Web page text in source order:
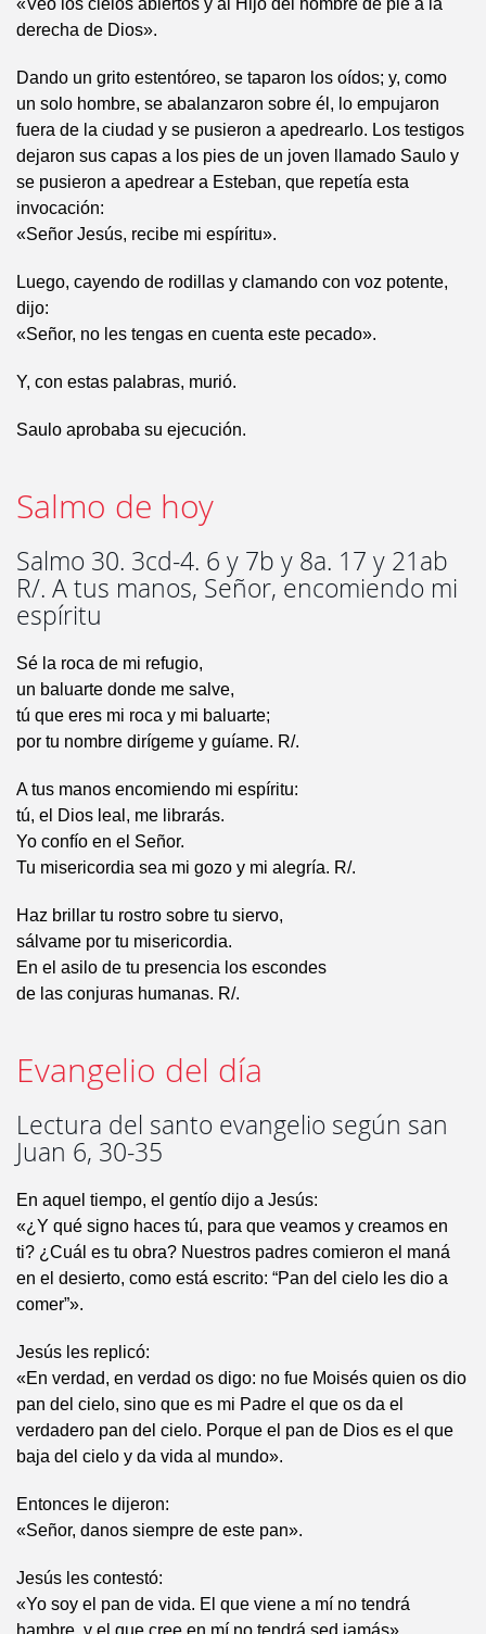
«Veo los cielos abiertos y al Hijo del hombre de pie a la
derecha de Dios».
Dando un grito estentóreo, se taparon los oídos; y, como
un solo hombre, se abalanzaron sobre él, lo empujaron
fuera de la ciudad y se pusieron a apedrearlo. Los testigos
dejaron sus capas a los pies de un joven llamado Saulo y
se pusieron a apedrear a Esteban, que repetía esta
invocación:
«Señor Jesús, recibe mi espíritu».
Luego, cayendo de rodillas y clamando con voz potente,
dijo:
«Señor, no les tengas en cuenta este pecado».
Y, con estas palabras, murió.
Saulo aprobaba su ejecución.
Salmo de hoy
Salmo 30. 3cd-4. 6 y 7b y 8a. 17 y 21ab
R/. A tus manos, Señor, encomiendo mi
espíritu
Sé la roca de mi refugio,
un baluarte donde me salve,
tú que eres mi roca y mi baluarte;
por tu nombre dirígeme y guíame. R/.
A tus manos encomiendo mi espíritu:
tú, el Dios leal, me librarás.
Yo confío en el Señor.
Tu misericordia sea mi gozo y mi alegría. R/.
Haz brillar tu rostro sobre tu siervo,
sálvame por tu misericordia.
En el asilo de tu presencia los escondes
de las conjuras humanas. R/.
Evangelio del día
Lectura del santo evangelio según san
Juan 6, 30-35
En aquel tiempo, el gentío dijo a Jesús:
«¿Y qué signo haces tú, para que veamos y creamos en
ti? ¿Cuál es tu obra? Nuestros padres comieron el maná
en el desierto, como está escrito: “Pan del cielo les dio a
comer”».
Jesús les replicó:
«En verdad, en verdad os digo: no fue Moisés quien os dio
pan del cielo, sino que es mi Padre el que os da el
verdadero pan del cielo. Porque el pan de Dios es el que
baja del cielo y da vida al mundo».
Entonces le dijeron:
«Señor, danos siempre de este pan».
Jesús les contestó:
«Yo soy el pan de vida. El que viene a mí no tendrá